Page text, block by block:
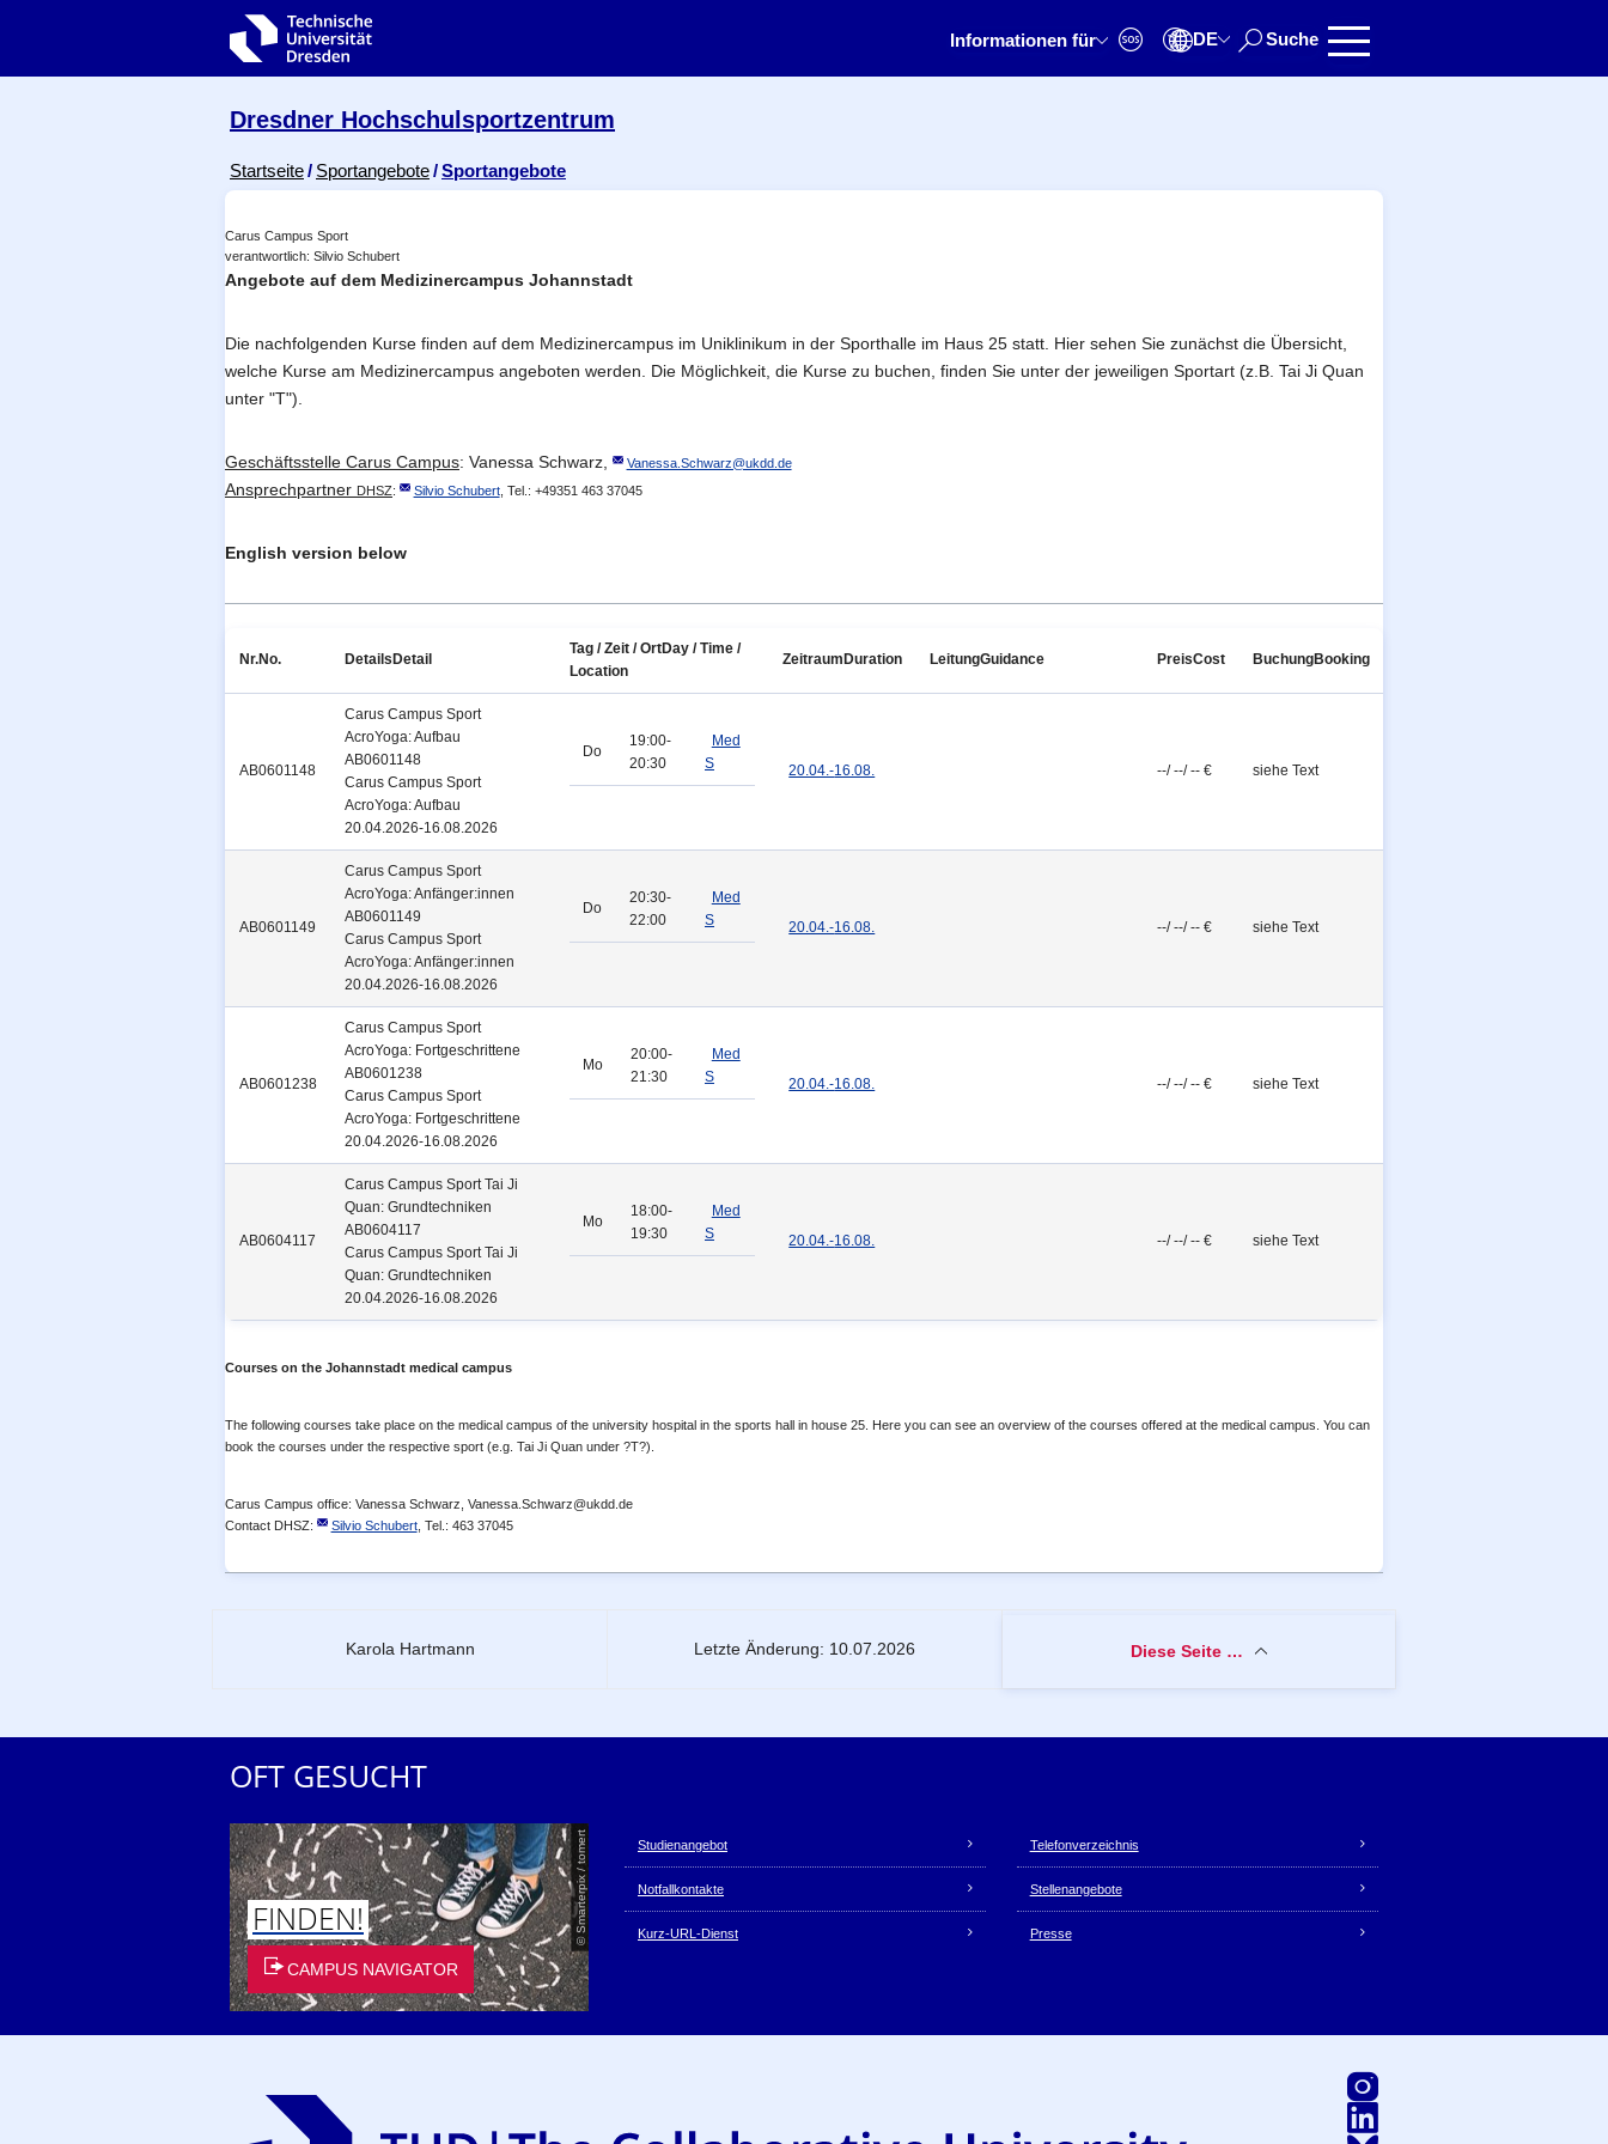
Informationen für DE Suche
Dresdner Hochschul­sportzentrum
Breadcrumb-Menü
Startseite Sportangebote Sportangebote
Carus Campus Sport
verantwortlich: Silvio Schubert
Angebote auf dem Medizinercampus Johannstadt
Die nachfolgenden Kurse finden auf dem Medizinercampus im Uniklinikum in der Sporthalle im Haus 25 statt. Hier sehen Sie zunächst die Übersicht,
welche Kurse am Medizinercampus angeboten werden. Die Möglichkeit, die Kurse zu buchen, finden Sie unter der jeweiligen Sportart (z.B. Tai Ji Quan
unter "T").
Geschäftsstelle Carus Campus: Vanessa Schwarz, Vanessa.Schwarz@ukdd.de
Ansprechpartner DHSZ: Silvio Schubert, Tel.: +49351 463 37045
English version below
Nr.No. Details Detail
Tag / Zeit / OrtDay / Time /
Location
Zeitraum Duration LeitungGuidance PreisCost BuchungBooking
AB0601148
Carus Campus Sport
AcroYoga: Aufbau
AB0601148
Carus Campus Sport
AcroYoga: Aufbau
20.04.2026-16.08.2026
Do
19:00-
20:30
Med
S
20.04.-16.08. --/ --/ -- € siehe Text
AB0601149
Carus Campus Sport
AcroYoga: Anfänger:innen
AB0601149
Carus Campus Sport
AcroYoga: Anfänger:innen
20.04.2026-16.08.2026
Do
20:30-
22:00
Med
S
20.04.-16.08. --/ --/ -- € siehe Text
AB0601238
Carus Campus Sport
AcroYoga: Fortgeschrittene
AB0601238
Carus Campus Sport
AcroYoga: Fortgeschrittene
20.04.2026-16.08.2026
Mo
20:00-
21:30
Med
S
20.04.-16.08. --/ --/ -- € siehe Text
AB0604117
Carus Campus Sport Tai Ji
Quan: Grundtechniken
AB0604117
Carus Campus Sport Tai Ji
Quan: Grundtechniken
20.04.2026-16.08.2026
Mo
18:00-
19:30
Med
S
20.04.-16.08. --/ --/ -- € siehe Text
Courses on the Johannstadt medical campus
The following courses take place on the medical campus of the university hospital in the sports hall in house 25. Here you can see an overview of the courses offered at the medical campus. You can
book the courses under the respective sport (e.g. Tai Ji Quan under ?T?).
Carus Campus office: Vanessa Schwarz, Vanessa.Schwarz@ukdd.de
Contact DHSZ:
Silvio Schubert, Tel.: 463 37045
Karola Hartmann Letzte Änderung: 10.07.2026 Diese Seite …
OFT GESUCHT
© Smarterpix / tomert
FINDEN!
CAMPUS NAVIGATOR
Unsere Dienste
Studienangebot Telefonverzeichnis
Notfallkontakte Stellenangebote
Kurz-URL-Dienst Presse
Instagram
LinkedIn